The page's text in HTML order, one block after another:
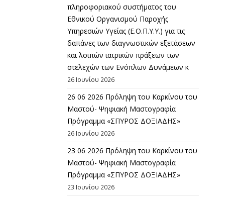
πληροφοριακού συστήματος του
Εθνικού Οργανισμού Παροχής
Υπηρεσιών Υγείας (Ε.Ο.Π.Υ.Υ.) για τις
δαπάνες των διαγνωστικών εξετάσεων
και λοιπών ιατρικών πράξεων των
στελεχών των Ενόπλων Δυνάμεων κ
26 Ιουνίου 2026
26 06 2026 Πρόληψη του Καρκίνου του
Μαστού- Ψηφιακή Μαστογραφία
Πρόγραμμα «ΣΠΥΡΟΣ ΔΟΞΙΑΔΗΣ»
26 Ιουνίου 2026
23 06 2026 Πρόληψη του Καρκίνου του
Μαστού- Ψηφιακή Μαστογραφία
Πρόγραμμα «ΣΠΥΡΟΣ ΔΟΞΙΑΔΗΣ»
23 Ιουνίου 2026